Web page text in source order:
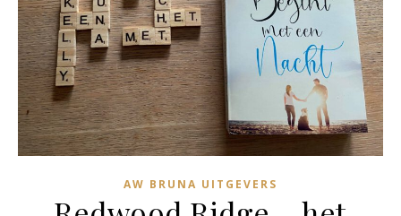
AW BRUNA UITGEVERS